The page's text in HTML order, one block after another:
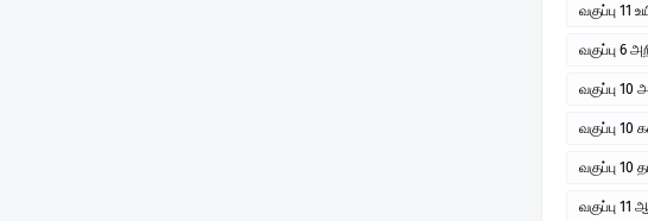
வகுப்பு 11
வகுப்பு 6
வகுப்பு 10
வகுப்பு 10
வகுப்பு 10
வகுப்பு 11